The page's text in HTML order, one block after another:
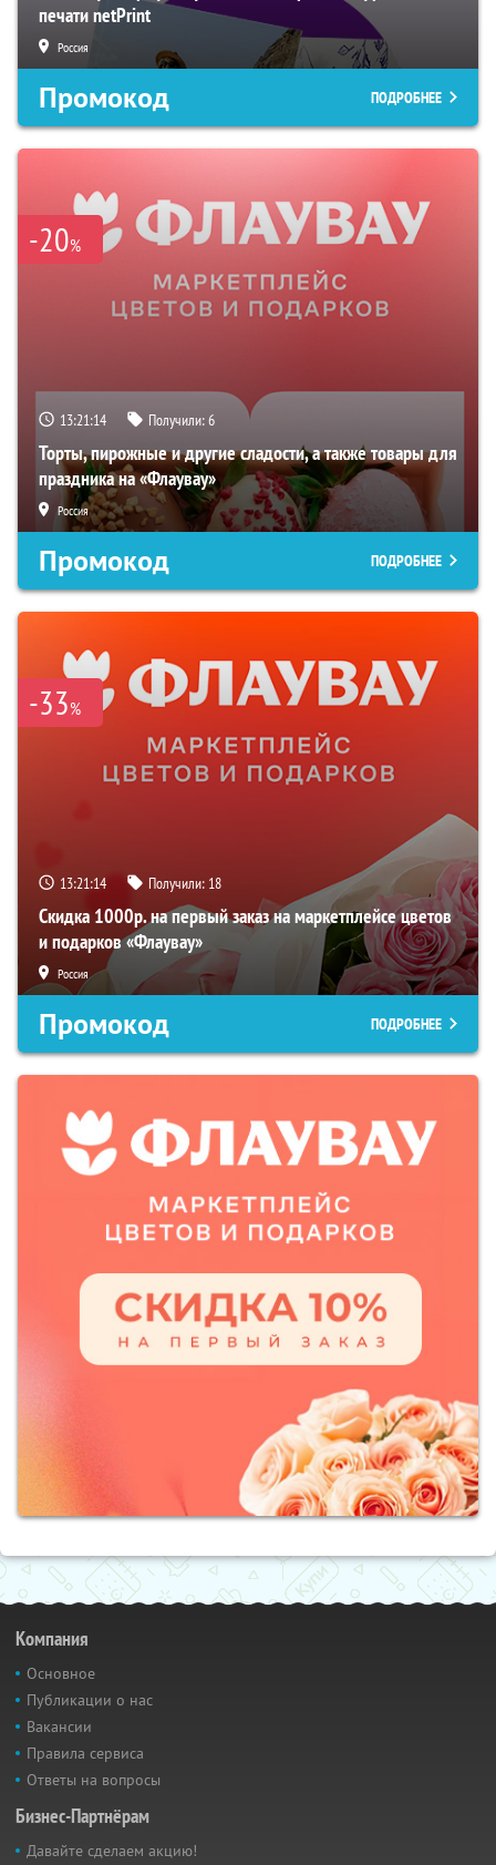
печати netPrint
Россия
Промокод ПОДРОБНЕЕ
-20%
13:21:13 Получили:6
Торты, пирожные и другие сладости, а также товары для
праздника на «Флаувау»
Россия
Промокод ПОДРОБНЕЕ
-33%
13:21:13 Получили: 18
Скидка 1000р. на первый заказ на маркетплейсе цветов
и подарков «Флаувау»
Россия
Промокод ПОДРОБНЕЕ
Компания
Основное
Публикации о нас
Вакансии
Правила сервиса
Ответы на вопросы
Бизнес-Партнёрам
Давайте сделаем акцию!